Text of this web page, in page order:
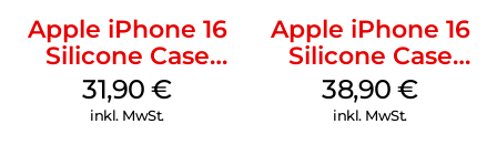
Apple iPhone 16
Silicone Case
MagSafe Fuchsia
31,90€
inkl. MwSt.
Apple iPhone 16
Silicone Case
MagSafe
Ultramarine
38,90€
inkl. MwSt.